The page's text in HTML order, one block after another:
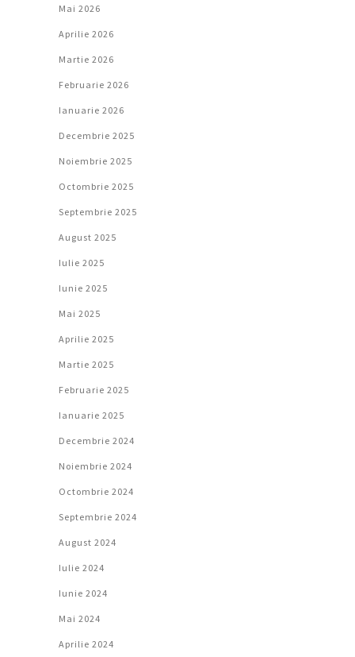
Mai 2026
Aprilie 2026
Martie 2026
Februarie 2026
Ianuarie 2026
Decembrie 2025
Noiembrie 2025
Octombrie 2025
Septembrie 2025
August 2025
Iulie 2025
Iunie 2025
Mai 2025
Aprilie 2025
Martie 2025
Februarie 2025
Ianuarie 2025
Decembrie 2024
Noiembrie 2024
Octombrie 2024
Septembrie 2024
August 2024
Iulie 2024
Iunie 2024
Mai 2024
Aprilie 2024